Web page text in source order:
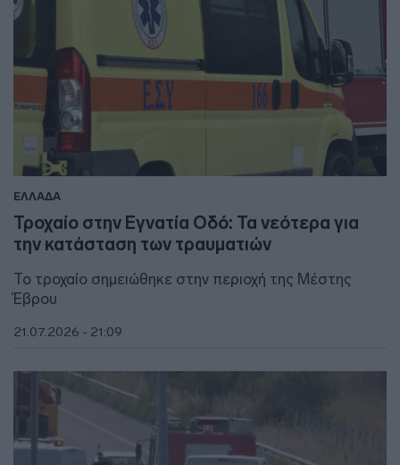
ΕΛΛΑΔΑ
Τροχαίο στην Εγνατία Οδό: Τα νεότερα για
την κατάσταση των τραυματιών
Το τροχαίο σημειώθηκε στην περιοχή της Μέστης
Έβρου
21.07.2026 - 21:09